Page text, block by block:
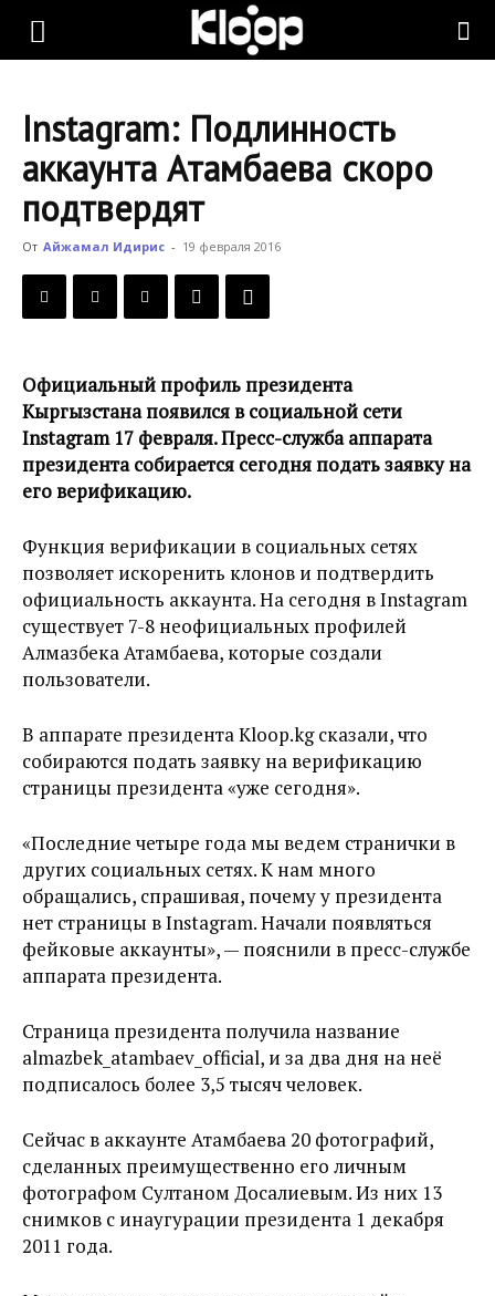
KLOOP.KG
Новости
Кыргызстана
Instagram: Подлинность
аккаунта Атамбаева скоро
подтвердят
От Айжамал Идирис - 19 февраля 2016
Официальный профиль президента
Кыргызстана появился в социальной сети
Instagram 17 февраля. Пресс-служба аппарата
президента собирается сегодня подать заявку на
его верификацию.
Функция верификации в социальных сетях
позволяет искоренить клонов и подтвердить
официальность аккаунта. На сегодня в Instagram
существует 7-8 неофициальных профилей
Алмазбека Атамбаева, которые создали
пользователи.
В аппарате президента Kloop.kg сказали, что
собираются подать заявку на верификацию
страницы президента «уже сегодня».
«Последние четыре года мы ведем странички в
других социальных сетях. К нам много
обращались, спрашивая, почему у президента
нет страницы в Instagram. Начали появляться
фейковые аккаунты», — пояснили в пресс-службе
аппарата президента.
Страница президента получила название
almazbek_atambaev_official, и за два дня на неё
подписалось более 3,5 тысяч человек.
Сейчас в аккаунте Атамбаева 20 фотографий,
сделанных преимущественно его личным
фотографом Султаном Досалиевым. Из них 13
снимков с инаугурации президента 1 декабря
2011 года.